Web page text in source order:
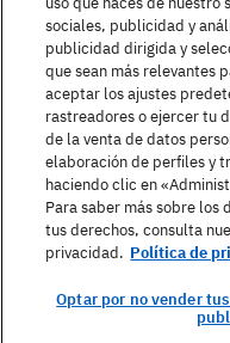
Buscar un curso
Acerca de Berlitz
Contacto
sociales, publicidad y
publicidad dirigida y
que sean más relevantes
aceptar los ajustes
rastreadores o ejercer tu
de la venta de datos
elaboración de perfiles y
haciendo clic en
Para saber más sobre los
tus derechos, consulta
privacidad. Política de
Optar por no vender